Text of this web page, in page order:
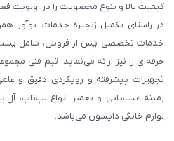
کیفیت بالا و تنوع محصولات را در اولویت
در راستای تکمیل زنجیره خدمات، نوآور
خدمات تخصصی پس از فروش، شامل
حرفه‌ای را نیز ارائه می‌نماید. تیم فنی
تجهیزات پیشرفته و رویکردی دقیق و
زمینه عیب‌یابی و تعمیر انواع لپ‌تاپ،
لوازم خانگی دایسون می‌باشد.